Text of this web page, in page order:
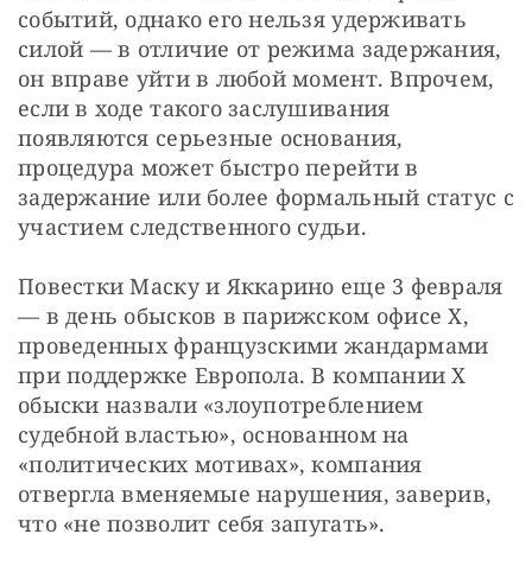
событий, однако его нельзя удерживать
силой — в отличие от режима задержания,
он вправе уйти в любой момент. Впрочем,
если в ходе такого заслушивания
появляются серьезные основания,
процедура может быстро перейти в
задержание или более формальный статус с
участием следственного судьи.
Повестки Маску и Яккарино еще 3 февраля
— в день обысков в парижском офисе X,
проведенных французскими жандармами
при поддержке Европола. В компании X
обыски назвали «злоупотреблением
судебной властью», основанном на
«политических мотивах», компания
отвергла вменяемые нарушения, заверив,
что «не позволит себя запугать».